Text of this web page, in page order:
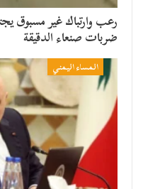
رعب وارتباك غير مسبوق
ضربات صنعاء الدقيقة
المساء اليمني